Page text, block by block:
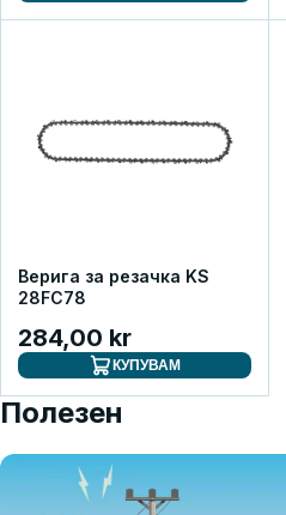
Верига за резачка KS
28FC78
284,00 kr
КУПУВАМ
Полезен